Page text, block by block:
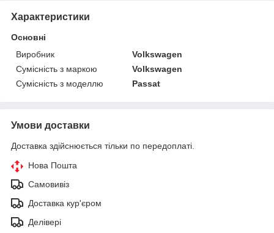
Характеристики
Основні
Виробник
Volkswagen
Сумісність з маркою
Volkswagen
Сумісність з моделлю
Passat
Умови доставки
Доставка здійснюється тільки по передоплаті.
Нова Пошта
Самовивіз
Доставка кур'єром
Делівері